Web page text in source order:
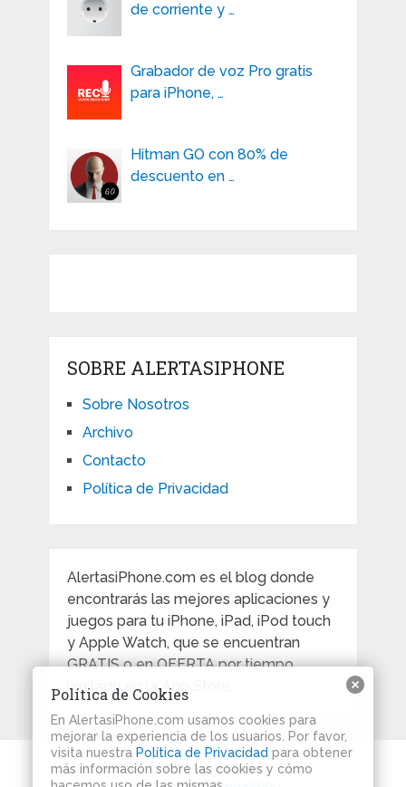
de corriente y …
Grabador de voz Pro gratis
para iPhone, …
Hitman GO con 80% de
descuento en …
SOBRE ALERTASIPHONE
Sobre Nosotros
Archivo
Contacto
Política de Privacidad
AlertasiPhone.com es el blog donde
encontrarás las mejores aplicaciones y
juegos para tu iPhone, iPad, iPod touch
y Apple Watch, que se encuentran
GRATIS o en OFERTA por tiempo
limitado en la App Store.
Alertas iPhoneCopyright © 2026.
Política de Cookies
En AlertasiPhone.com usamos cookies para
mejorar la experiencia de los usuarios. Por favor,
visita nuestra Política de Privacidad para obtener
más información sobre las cookies y cómo